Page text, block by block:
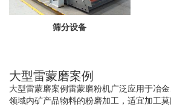
筛分设备
大型雷蒙磨案例
大型雷蒙磨案例雷蒙磨粉机广泛应用于冶
领域内矿产品物料的粉磨加工，适宜加工